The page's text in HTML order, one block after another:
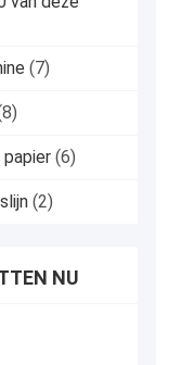
(7)
papier (6)
(2)
NU